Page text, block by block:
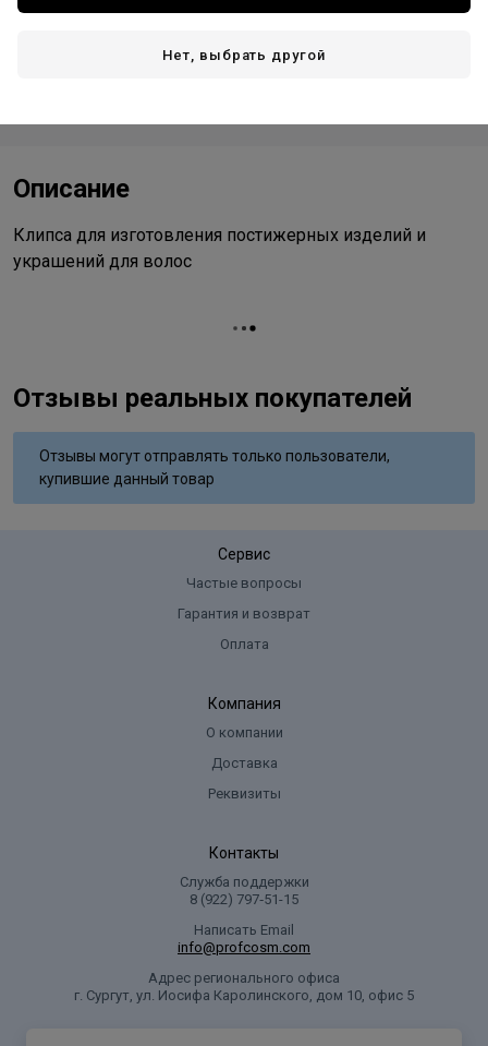
Описание
Клипса для изготовления постижерных изделий и
украшений для волос
Отзывы реальных покупателей
Отзывы могут отправлять только пользователи,
купившие данный товар
Сервис
Частые вопросы
Гарантия и возврат
Оплата
Компания
О компании
Доставка
Реквизиты
Контакты
Служба поддержки
8 (922) 797‑51-15
Написать Email
info@profcosm.com
Адрес регионального офиса
г. Сургут, ул. Иосифа Каролинского, дом 10, офис 5
Нет, выбрать другой